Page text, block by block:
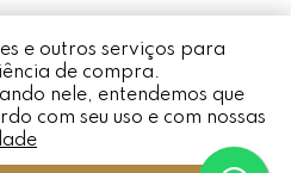
e outros serviços para
de compra.
nele, entendemos que
com seu uso e com nossas
SIMAS, 1456, MERCÊS - CURITIBA - PR
0001-97 TODO O CONTEÚDO DO SITE,
MARCAS, DIZERES, SOM,
LAYOUT, AQUI VEICULADOS SÃO DE
PERSA. É VEDADA QUALQUER
QUALQUER ELEMENTO DE IDENTIDADE,
A VIOLAÇÃO DE QUALQUER DIREITO
CÍVEL E CRIMINAL NOS